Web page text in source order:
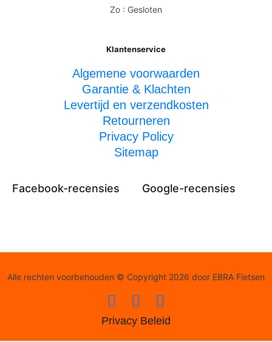
Zo : Gesloten
Klantenservice
Algemene voorwaarden
Garantie & Klachten
Levertijd en verzendkosten
Retourneren
Privacy Policy
Sitemap
Facebook-recensies Google-recensies
Alle rechten voorbehouden © Copyright 2026 door EBRA Fietsen
Privacy Beleid